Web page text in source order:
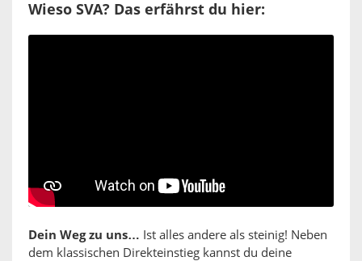
Wieso SVA? Das erfährst du hier:
Dein Weg zu uns… Ist alles andere als steinig! Neben
dem klassischen Direkteinstieg kannst du deine